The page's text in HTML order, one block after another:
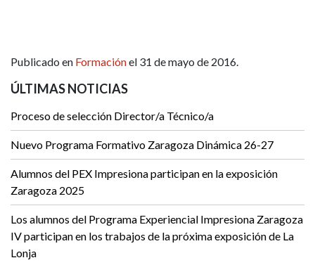
Publicado en Formaciónel 31 de mayo de 2016.
ÚLTIMAS NOTICIAS
Proceso de selección Director/a Técnico/a
Nuevo Programa Formativo Zaragoza Dinámica 26-27
Alumnos del PEX Impresiona participan en la exposición
Zaragoza 2025
Los alumnos del Programa Experiencial Impresiona Zaragoza
IV participan en los trabajos de la próxima exposición de La
Lonja